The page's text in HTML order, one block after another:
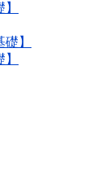
】